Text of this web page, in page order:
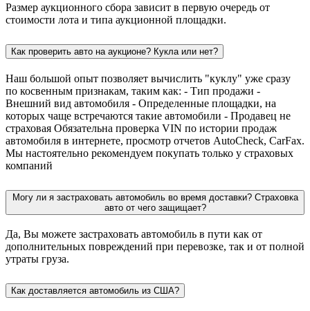
Размер аукционного сбора зависит в первую очередь от
стоимости лота и типа аукционной площадки.
Как проверить авто на аукционе? Кукла или нет?
Наш большой опыт позволяет вычислить "куклу" уже сразу
по косвенным признакам, таким как: - Тип продажи -
Внешний вид автомобиля - Определенные площадки, на
которых чаще встречаются такие автомобили - Продавец не
страховая Обязательна проверка VIN по истории продаж
автомобиля в интернете, просмотр отчетов AutoCheck, CarFax.
Мы настоятельно рекомендуем покупать только у страховых
компаний
Могу ли я застраховать автомобиль во время доставки? Страховка
авто от чего защищает?
Да, Вы можете застраховать автомобиль в пути как от
дополнительных повреждений при перевозке, так и от полной
утраты груза.
Как доставляется автомобиль из США?